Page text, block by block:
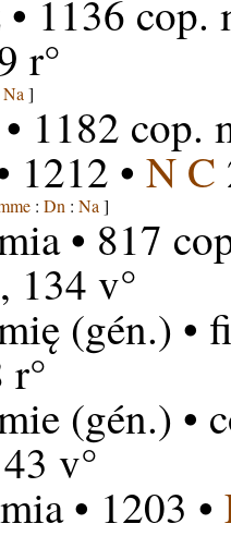
• 1136 cop.
r°
Na ]
1182 cop.
1212 • N C
: Dn : Na ]
• 817
134 v°
(gén.) •
r°
(gén.) •
v°
• 1203 •